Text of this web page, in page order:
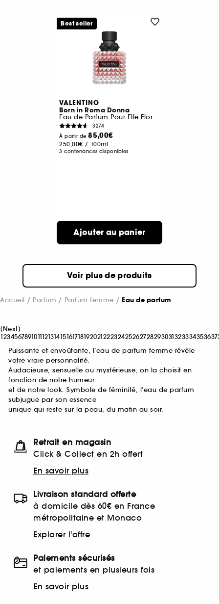
VALENTINO
Born in Roma Donna
Eau de Parfum Pour Elle Florale Ambrée Boisée
3274
À partir de85,00€
250,00€ / 100ml
3 contenances disponibles
Ajouter au panier
Best seller
Voir plus de produits
Accueil Parfum Parfum femme Eau de parfum
[Next]
12345678910111213141516171819202122232425262728293031323334353637
Puissante et envoûtante, l’eau de parfum femme révèle
votre vraie personnalité.
Audacieuse, sensuelle ou mystérieuse, on la choisit en
fonction de notre humeur
et de notre look. Symbole de féminité, l’eau de parfum
subjugue par son essence
unique qui reste sur la peau, du matin au soir.
Retrait en magasin
Click & Collect en 2h offert
En savoir plus
Livraison standard offerte
à domicile dès 60€ en France
métropolitaine et Monaco
Explorer l'offre
Paiements sécurisés
et paiements en plusieurs fois
En savoir plus